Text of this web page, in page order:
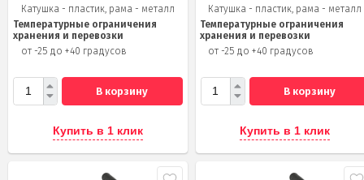
Катушка - пластик, рама - металл
Температурные ограничения
хранения и перевозки
от -25 до +40 градусов
В корзину
Купить в 1 клик
Катушка - пластик, рама - металл
Температурные ограничения
хранения и перевозки
от -25 до +40 градусов
В корзину
Купить в 1 клик